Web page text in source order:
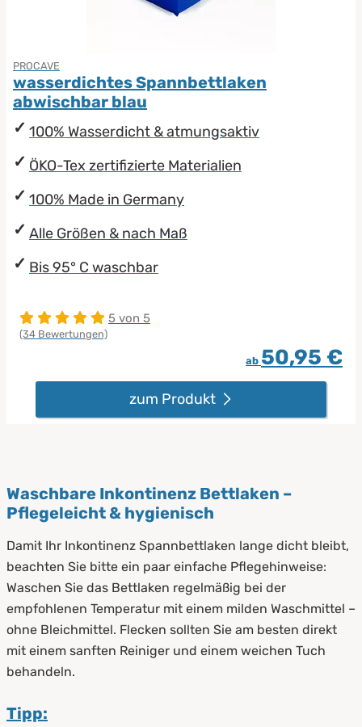
PROCAVE
wasserdichtes Spannbettlaken
abwischbar blau
100% Wasserdicht & atmungsaktiv
ÖKO-Tex zertifizierte Materialien
100% Made in Germany
Alle Größen & nach Maß
Bis 95° C waschbar
5 von 5
(34 Bewertungen)
ab 50,95 €
zum Produkt
Waschbare Inkontinenz Bettlaken –
Pflegeleicht & hygienisch
Damit Ihr Inkontinenz Spannbettlaken lange dicht bleibt,
beachten Sie bitte ein paar einfache Pflegehinweise:
Waschen Sie das Bettlaken regelmäßig bei der
empfohlenen Temperatur mit einem milden Waschmittel –
ohne Bleichmittel. Flecken sollten Sie am besten direkt
mit einem sanften Reiniger und einem weichen Tuch
behandeln.
Tipp: